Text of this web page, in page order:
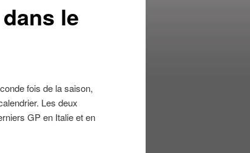
le
fois de la saison,
Les deux
GP en Italie et en